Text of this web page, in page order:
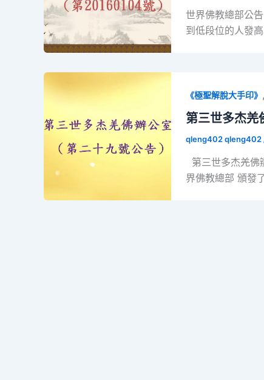
世界佛教總部公
到低段位的人發
《極聖解脫大手印》 ,
第三世多杰羌
qleng402 qleng402
第三世多杰羌佛
界佛教總部 頒發